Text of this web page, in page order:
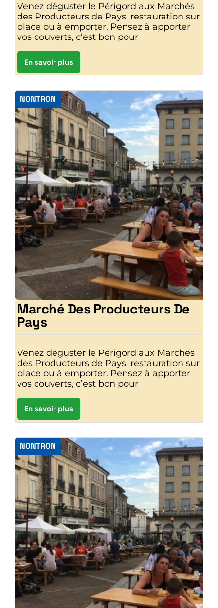
Venez déguster le Périgord aux Marchés
des Producteurs de Pays. restauration sur
place ou à emporter. Pensez à apporter
vos couverts, c’est bon pour
En savoir plus
NONTRON
Marché Des Producteurs De
Pays
Venez déguster le Périgord aux Marchés
des Producteurs de Pays. restauration sur
place ou à emporter. Pensez à apporter
vos couverts, c’est bon pour
En savoir plus
NONTRON